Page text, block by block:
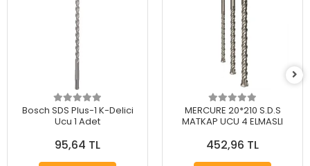
Bosch SDS Plus-1 K-Delici
Ucu 1 Adet
95,64 TL
MERCURE 20*210 S.D.S
MATKAP UCU 4 ELMASLI
452,96 TL